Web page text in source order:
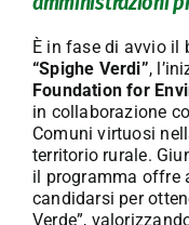
Contatti
È in fase di avvio il
“Spighe Verdi”,
Foundation for
in collaborazione
Comuni virtuosi
territorio rurale.
il programma offre
candidarsi per
Verde”,